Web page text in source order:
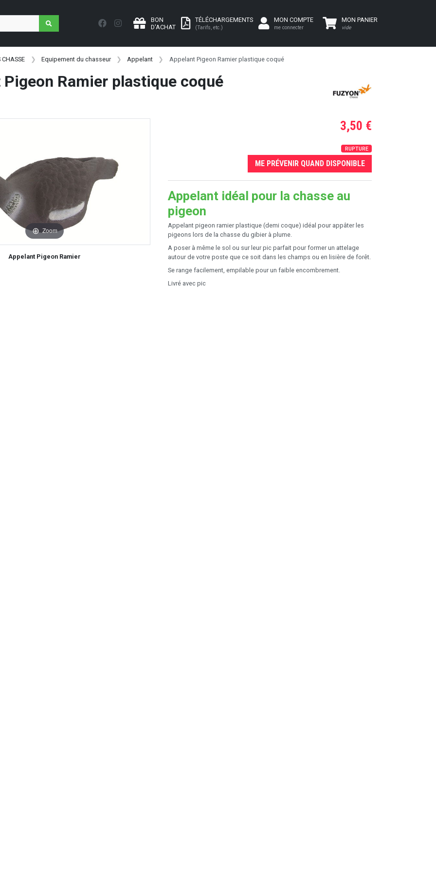
BON
D'ACHAT
TÉLÉCHARGEMENTS
(Tarifs, etc.)
MON COMPTE
me connecter
MON PANIER
vide
CHASSE Equipement du chasseur Appelant Appelant Pigeon Ramier plastique coqué
Pigeon Ramier plastique coqué
Zoom
Appelant Pigeon Ramier
3,50 €
RUPTURE
ME PRÉVENIR QUAND DISPONIBLE
Appelant idéal pour la chasse au
pigeon
Appelant pigeon ramier plastique (demi coque) idéal pour appâter les
pigeons lors de la chasse du gibier à plume.
A poser à même le sol ou sur leur pic parfait pour former un attelage
autour de votre poste que ce soit dans les champs ou en lisière de forêt.
Se range facilement, empilable pour un faible encombrement.
Livré avec pic